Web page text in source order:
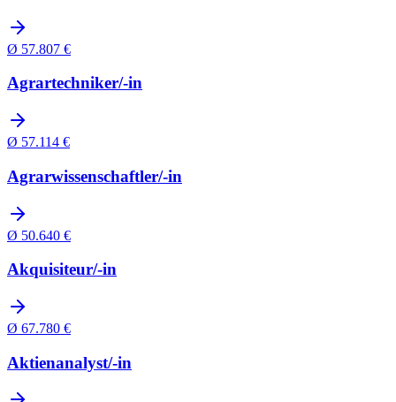
Ø 57.807 €
Agrartechniker/-in
Ø 57.114 €
Agrarwissenschaftler/-in
Ø 50.640 €
Akquisiteur/-in
Ø 67.780 €
Aktienanalyst/-in